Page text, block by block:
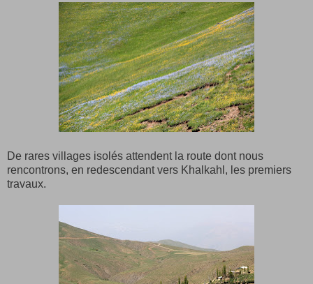
De rares villages isolés attendent la route dont nous
rencontrons, en redescendant vers Khalkahl, les premiers
travaux.